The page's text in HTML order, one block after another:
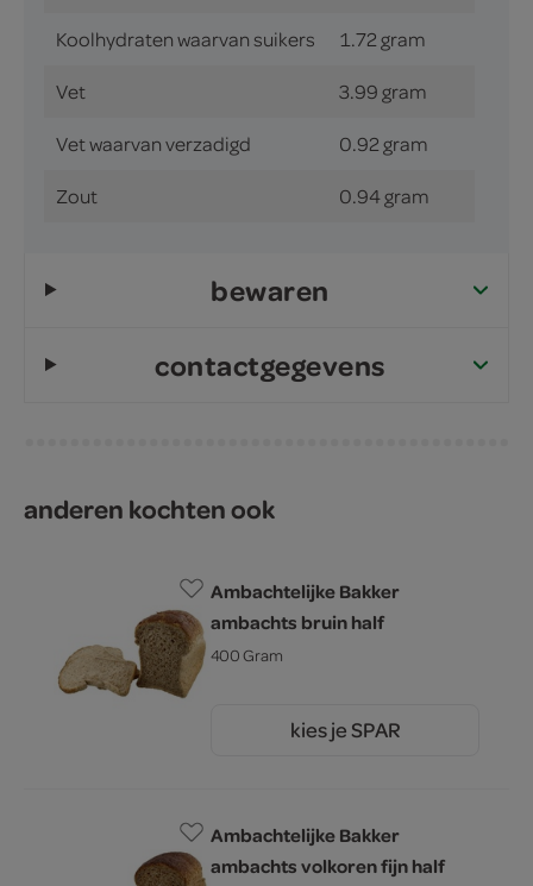
Koolhydraten waarvan suikers 1.72 gram
Vet 3.99 gram
Vet waarvan verzadigd 0.92 gram
Zout 0.94 gram
bewaren
contactgegevens
anderen kochten ook
Ambachtelijke Bakker
ambachts bruin half
400 Gram
kies je SPAR
Ambachtelijke Bakker
ambachts volkoren fijn half